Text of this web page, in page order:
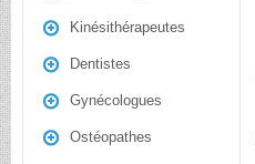
Kinésithérapeutes
Dentistes
Gynécologues
Ostéopathes